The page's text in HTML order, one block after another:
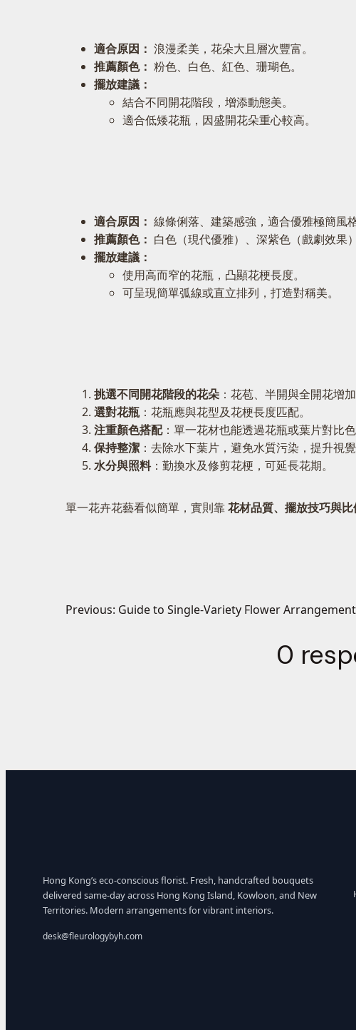
適合原因： 浪漫柔美，花朵大且層次豐富。
推薦顏色： 粉色、白色、紅色、珊瑚色。
擺放建議：
結合不同開花階段，增添動態美。
適合低矮花瓶，因盛開花朵重心較高。
適合原因： 線條俐落、建築感強，適合優雅極簡風格
推薦顏色： 白色（現代優雅）、深紫色（戲劇效果）
擺放建議：
使用高而窄的花瓶，凸顯花梗長度。
可呈現簡單弧線或直立排列，打造對稱美。
挑選不同開花階段的花朵 ：花苞、半開與全開花增加
選對花瓶 ：花瓶應與花型及花梗長度匹配。
注重顏色搭配：單一花材也能透過花瓶或葉片對比色
保持整潔 ：去除水下葉片，避免水質污染，提升視覺
水分與照料：勤換水及修剪花梗，可延長花期。
單一花卉花藝看似簡單，實則靠花材品質、擺放技巧與
Previous: Guide to Single-Variety Flower
0
Hong Kong’s eco-conscious florist. Fresh, handcrafted bouquets
delivered same-day across Hong Kong Island, Kowloon, and New
Territories. Modern arrangements for vibrant interiors.
desk@fleurologybyh.com